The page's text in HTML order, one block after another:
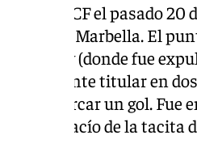
Málaga CF el pasado 20
llegada al Marbella. El
del Rey (donde fue
únicamente titular en
de marcar un gol. Fue
irse de vacío de la tacita